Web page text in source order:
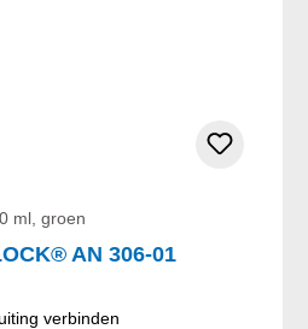
ml, groen
AN 306-01
verbinden